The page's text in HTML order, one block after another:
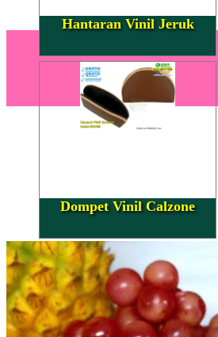
Hantaran Vinil Jeruk
Dompet Vinil Calzone